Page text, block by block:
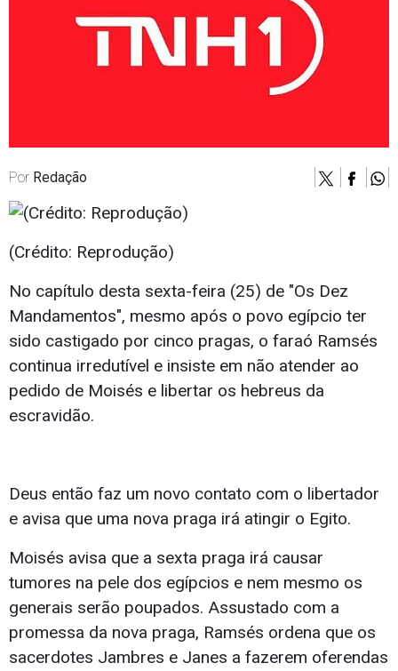
Por Redação
(Crédito: Reprodução)
No capítulo desta sexta-feira (25) de "Os Dez
Mandamentos", mesmo após o povo egípcio ter
sido castigado por cinco pragas, o faraó Ramsés
continua irredutível e insiste em não atender ao
pedido de Moisés e libertar os hebreus da
escravidão.
Deus então faz um novo contato com o libertador
e avisa que uma nova praga irá atingir o Egito.
Moisés avisa que a sexta praga irá causar
tumores na pele dos egípcios e nem mesmo os
generais serão poupados. Assustado com a
promessa da nova praga, Ramsés ordena que os
sacerdotes Jambres e Janes a fazerem oferendas